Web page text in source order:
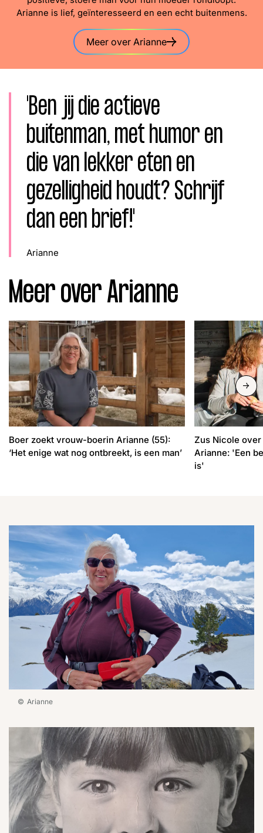
Word lid
John Julius Martijn
Nieuws Nieuwsbrief
Arianne is lief, geïnteresseerd en een echt buitenmens.
Meer over Arianne
'Ben jij die actieve
buitenman, met humor en
die van lekker eten en
gezelligheid houdt? Schrijf
dan een brief!'
Arianne
Meer over Arianne
Boer zoekt vrouw-boerin Arianne (55):
‘Het enige wat nog ontbreekt, is een man’
Zus Nicole
Arianne: 'Een
is'
Slide
Arianne